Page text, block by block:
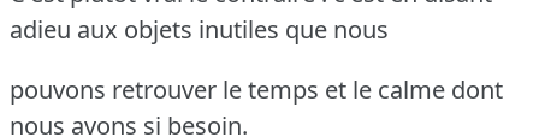
adieu aux objets inutiles que nous
pouvons retrouver le temps et le calme dont
nous avons si besoin.